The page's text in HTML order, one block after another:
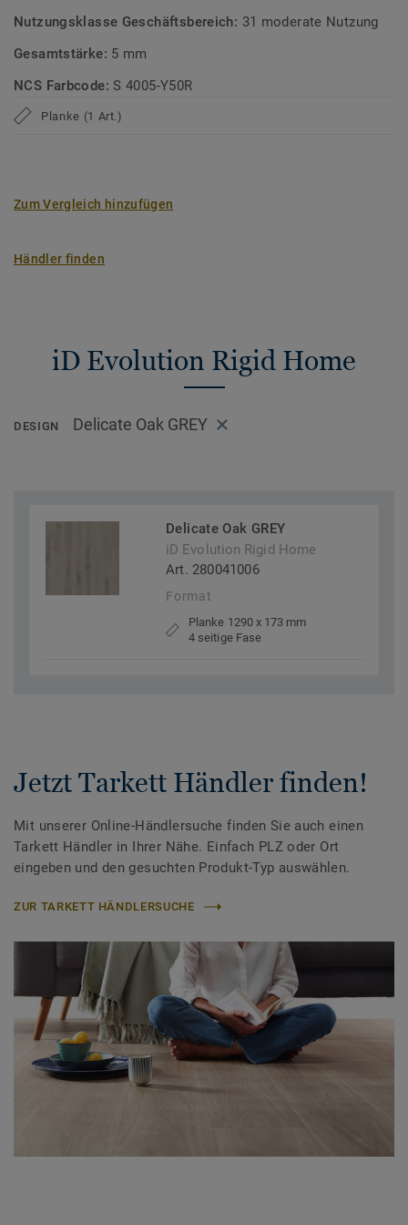
angenehme Raumakustik.
Eine umweltfreundliche, leistungsstarke und ästhetische
Nutzungsklasse Geschäftsbereich: 31 moderate Nutzung
Gesamtstärke: 5 mm
NCS Farbcode:S 4005-Y50R
Planke (1 Art.)
Zum Vergleich hinzufügen
Händler finden
iD Evolution Rigid Home
DESIGN Delicate Oak GREY
Delicate Oak GREY
iD Evolution Rigid Home
Art. 280041006
Format
Planke 1290 x 173 mm
4 seitige Fase
Jetzt Tarkett Händler finden!
Mit unserer Online-Händlersuche finden Sie auch einen
Tarkett Händler in Ihrer Nähe. Einfach PLZ oder Ort
eingeben und den gesuchten Produkt-Typ auswählen.
ZUR TARKETT HÄNDLERSUCHE